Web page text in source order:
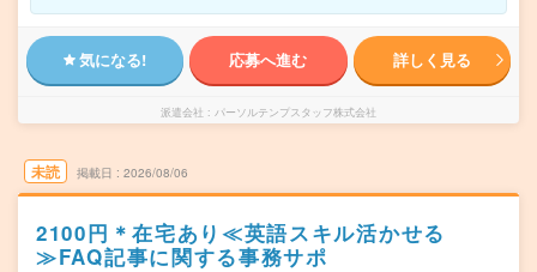
気になる! 応募へ進む 詳しく見る
派遣会社 パーソルテンプスタッフ株式会社
未読 掲載日 2026/08/06
2100円＊在宅あり≪英語スキル活かせる
≫FAQ記事に関する事務サポ